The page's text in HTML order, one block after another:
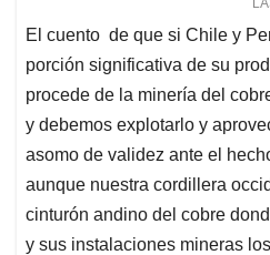
El cuento de que si Chile y
porción significativa de su
procede de la minería del
y debemos explotarlo y
asomo de validez ante el
aunque nuestra cordillera
cinturón andino del cobre
y sus instalaciones mineras